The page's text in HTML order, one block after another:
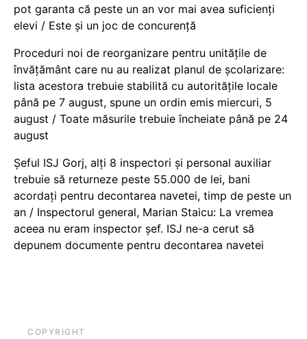
pot garanta că peste un an vor mai avea suficienți
elevi / Este și un joc de concurență
Proceduri noi de reorganizare pentru unitățile de
învățământ care nu au realizat planul de școlarizare:
lista acestora trebuie stabilită cu autoritățile locale
până pe 7 august, spune un ordin emis miercuri, 5
august / Toate măsurile trebuie încheiate până pe 24
august
Șeful ISJ Gorj, alți 8 inspectori și personal auxiliar
trebuie să returneze peste 55.000 de lei, bani
acordați pentru decontarea navetei, timp de peste un
an / Inspectorul general, Marian Staicu: La vremea
aceea nu eram inspector șef. ISJ ne-a cerut să
depunem documente pentru decontarea navetei
COPYRIGHT